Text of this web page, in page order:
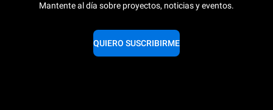
Mantente al día sobre proyectos, noticias y eventos.
QUIERO SUSCRIBIRME